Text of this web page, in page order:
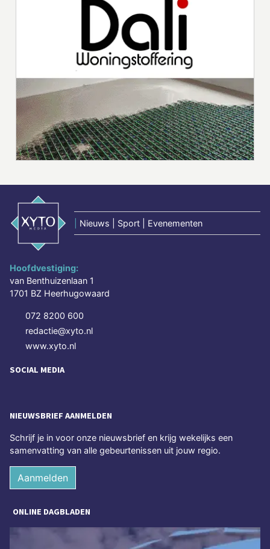
Nieuws | Sport | Evenementen
Hoofdvestiging:
van Benthuizenlaan 1
1701 BZ Heerhugowaard
072 8200 600
redactie@xyto.nl
www.xyto.nl
SOCIAL MEDIA
NIEUWSBRIEF AANMELDEN
Schrijf je in voor onze nieuwsbrief en krijg wekelijks een
samenvatting van alle gebeurtenissen uit jouw regio.
Aanmelden
ONLINE DAGBLADEN